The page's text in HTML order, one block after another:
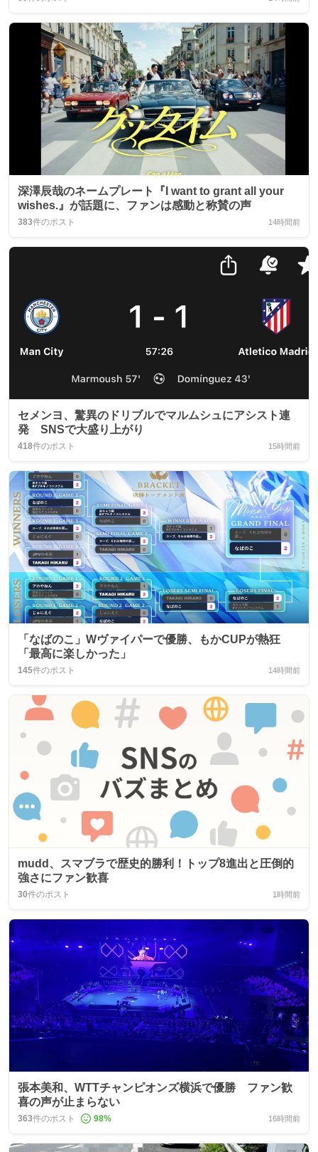
深澤辰哉のネームプレート『I want to grant all your
wishes.』が話題に、ファンは感動と称賛の声
383件のポスト 14時間前
セメンヨ、驚異のドリブルでマルムシュにアシスト連
発 SNSで大盛り上がり
418件のポスト 15時間前
「なばのこ」Wヴァイパーで優勝、もかCUPが熱狂
「最高に楽しかった」
145件のポスト 14時間前
mudd、スマブラで歴史的勝利！トップ8進出と圧倒的
強さにファン歓喜
30件のポスト 1時間前
張本美和、WTTチャンピオンズ横浜で優勝 ファン歓
喜の声が止まらない
363件のポスト 98% 16時間前